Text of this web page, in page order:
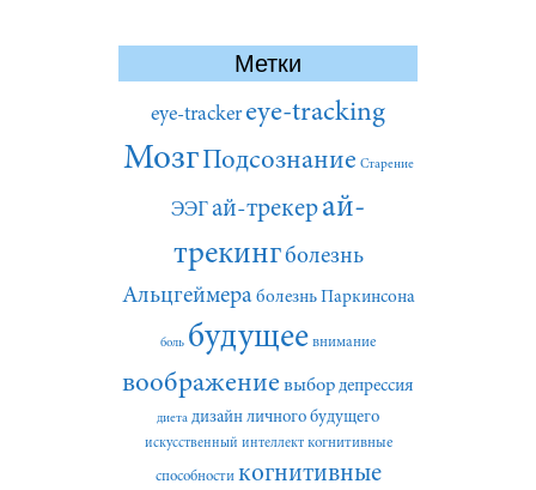
Метки
eye-tracker eye-tracking
МозгПодсознание Старение
ЭЭГай-трекерай-
трекингболезнь
Альцгеймера болезнь Паркинсона
боль будущее внимание
воображение выбор депрессия
диета дизайн личного будущего
искусственный интеллект когнитивные
способности когнитивные